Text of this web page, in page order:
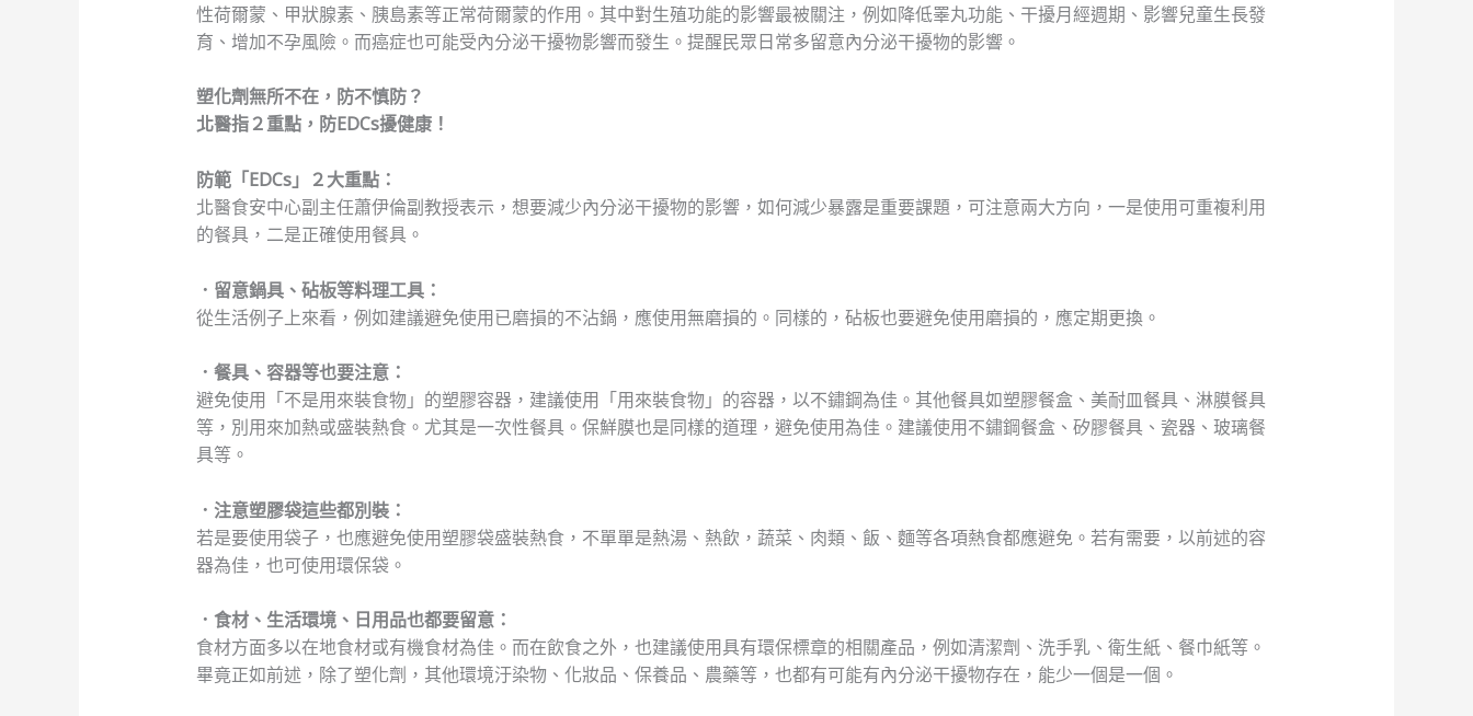
性荷爾蒙、甲狀腺素、胰島素等正常荷爾蒙的作用。其中對生殖功能的影響最被關注，例如降低睪丸功能、干擾月經週期、影響兒童生長發
育、增加不孕風險。而癌症也可能受內分泌干擾物影響而發生。提醒民眾日常多留意內分泌干擾物的影響。
塑化劑無所不在，防不慎防？
北醫指２重點，防EDCs擾健康！
防範「EDCs」２大重點：
北醫食安中心副主任蕭伊倫副教授表示，想要減少內分泌干擾物的影響，如何減少暴露是重要課題，可注意兩大方向，一是使用可重複利用
的餐具，二是正確使用餐具。
．留意鍋具、砧板等料理工具：
從生活例子上來看，例如建議避免使用已磨損的不沾鍋，應使用無磨損的。同樣的，砧板也要避免使用磨損的，應定期更換。
．餐具、容器等也要注意：
避免使用「不是用來裝食物」的塑膠容器，建議使用「用來裝食物」的容器，以不鏽鋼為佳。其他餐具如塑膠餐盒、美耐皿餐具、淋膜餐具
等，別用來加熱或盛裝熱食。尤其是一次性餐具。保鮮膜也是同樣的道理，避免使用為佳。建議使用不鏽鋼餐盒、矽膠餐具、瓷器、玻璃餐
具等。
．注意塑膠袋這些都別裝：
若是要使用袋子，也應避免使用塑膠袋盛裝熱食，不單單是熱湯、熱飲，蔬菜、肉類、飯、麵等各項熱食都應避免。若有需要，以前述的容
器為佳，也可使用環保袋。
．食材、生活環境、日用品也都要留意：
食材方面多以在地食材或有機食材為佳。而在飲食之外，也建議使用具有環保標章的相關產品，例如清潔劑、洗手乳、衛生紙、餐巾紙等。
畢竟正如前述，除了塑化劑，其他環境汙染物、化妝品、保養品、農藥等，也都有可能有內分泌干擾物存在，能少一個是一個。